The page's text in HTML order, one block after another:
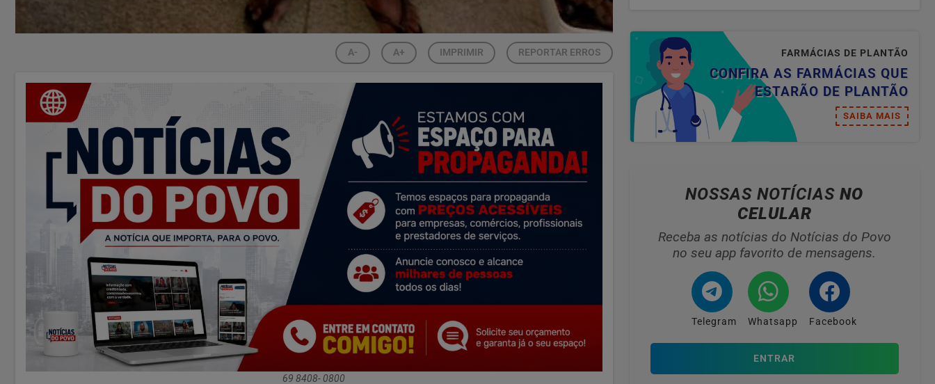
A- A+ IMPRIMIR REPORTAR ERROS
69 8408- 0800
FARMÁCIAS DE PLANTÃO
CONFIRA AS FARMÁCIAS QUE
ESTARÃO DE PLANTÃO
SAIBA MAIS
NOSSAS NOTÍCIASNO
CELULAR
Receba as notícias do Notícias do Povo
no seu app favorito de mensagens.
Telegram Whatsapp Facebook
ENTRAR